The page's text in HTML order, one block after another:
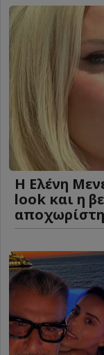
Η Ελένη
look και η